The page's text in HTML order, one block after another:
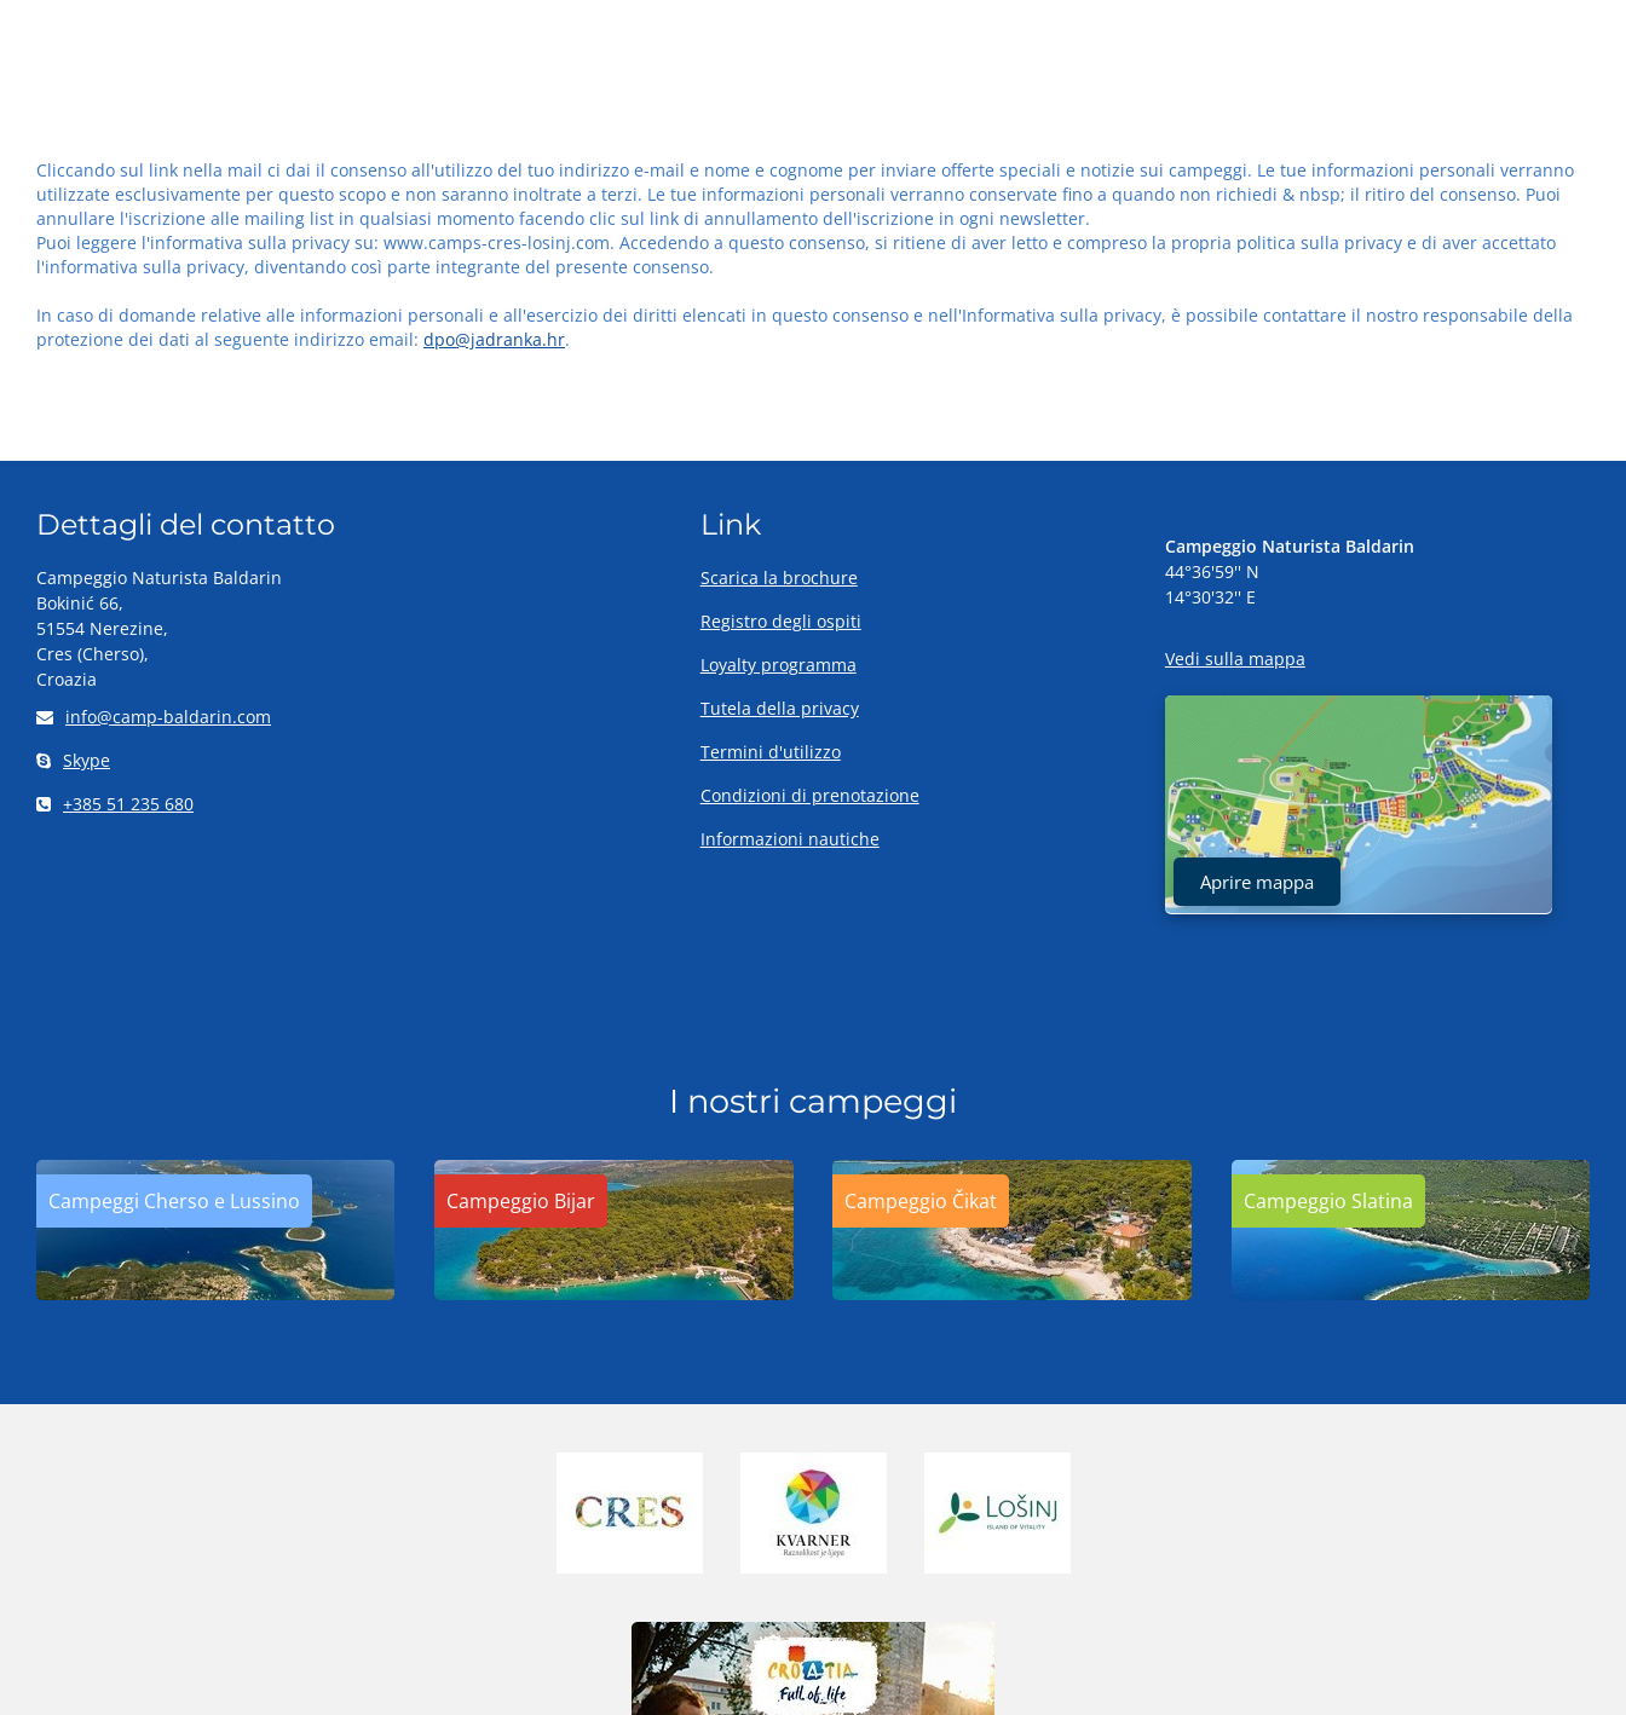
Cliccando sul link nella mail ci dai il consenso all'utilizzo del tuo indirizzo e-mail e nome e cognome per inviare offerte speciali e notizie sui campeggi. Le tue informazioni personali verranno
utilizzate esclusivamente per questo scopo e non saranno inoltrate a terzi. Le tue informazioni personali verranno conservate fino a quando non richiedi & nbsp; il ritiro del consenso. Puoi
annullare l'iscrizione alle mailing list in qualsiasi momento facendo clic sul link di annullamento dell'iscrizione in ogni newsletter.
Puoi leggere l'informativa sulla privacy su: www.camps-cres-losinj.com. Accedendo a questo consenso, si ritiene di aver letto e compreso la propria politica sulla privacy e di aver accettato
l'informativa sulla privacy, diventando così parte integrante del presente consenso.
In caso di domande relative alle informazioni personali e all'esercizio dei diritti elencati in questo consenso e nell'Informativa sulla privacy, è possibile contattare il nostro responsabile della
protezione dei dati al seguente indirizzo email: dpo@jadranka.hr.
Dettagli del contatto
Campeggio Naturista Baldarin
Bokinić 66,
51554 Nerezine,
Cres (Cherso),
Croazia
info@camp-baldarin.com
Skype
+385 51 235 680
Link
Scarica la brochure
Registro degli ospiti
Loyalty programma
Tutela della privacy
Termini d'utilizzo
Condizioni di prenotazione
Informazioni nautiche
Campeggio Naturista Baldarin
44°36'59'' N
14°30'32'' E
Vedi sulla mappa
Aprire mappa
I nostri campeggi
Campeggi Cherso e Lussino Campeggio Bijar Campeggio Čikat Campeggio Slatina